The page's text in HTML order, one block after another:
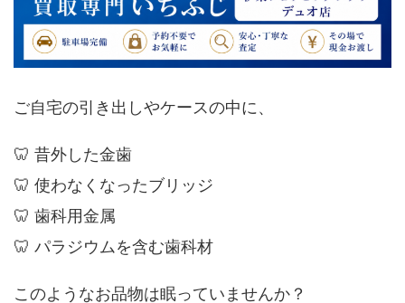
ご自宅の引き出しやケースの中に、
🦷 昔外した金歯
🦷 使わなくなったブリッジ
🦷 歯科用金属
🦷 パラジウムを含む歯科材
このようなお品物は眠っていませんか？